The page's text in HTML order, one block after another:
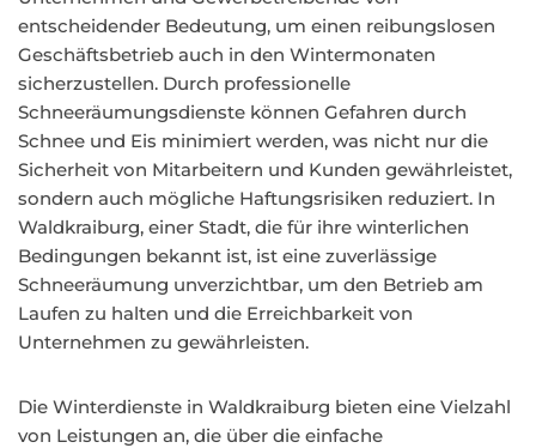
entscheidender Bedeutung, um einen reibungslosen
Geschäftsbetrieb auch in den Wintermonaten
sicherzustellen. Durch professionelle
Schneeräumungsdienste können Gefahren durch
Schnee und Eis minimiert werden, was nicht nur die
Sicherheit von Mitarbeitern und Kunden gewährleistet,
sondern auch mögliche Haftungsrisiken reduziert. In
Waldkraiburg, einer Stadt, die für ihre winterlichen
Bedingungen bekannt ist, ist eine zuverlässige
Schneeräumung unverzichtbar, um den Betrieb am
Laufen zu halten und die Erreichbarkeit von
Unternehmen zu gewährleisten.
Die Winterdienste in Waldkraiburg bieten eine Vielzahl
von Leistungen an, die über die einfache